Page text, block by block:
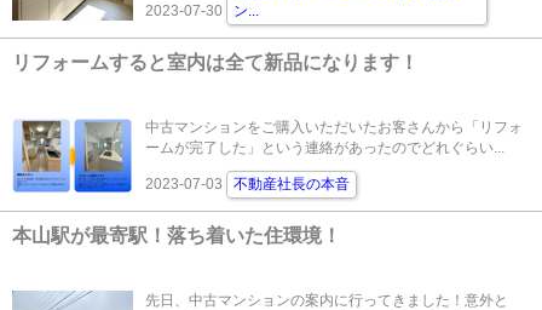
2023-07-30
ン...
リフォームすると室内は全て新品になります！
中古マンションをご購入いただいたお客さんから「リフォ
ームが完了した」という連絡があったのでどれぐらい...
2023-07-03 不動産社長の本音
本山駅が最寄駅！落ち着いた住環境！
先日、中古マンションの案内に行ってきました！意外と